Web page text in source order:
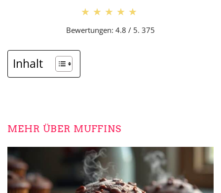
★★★★★
★★★★★
Bewertungen: 4.8 / 5. 375
Inhalt
MEHR ÜBER MUFFINS